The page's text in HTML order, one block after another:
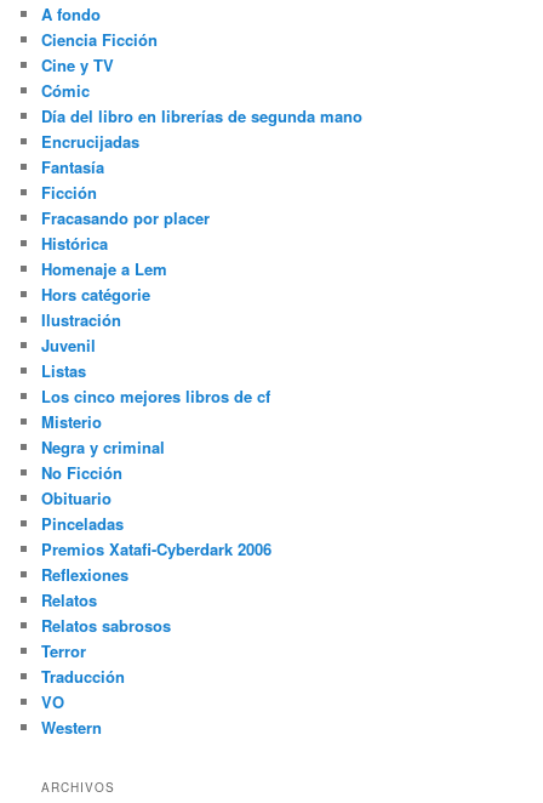
A fondo
Ciencia Ficción
Cine y TV
Cómic
Día del libro en librerías de segunda mano
Encrucijadas
Fantasía
Ficción
Fracasando por placer
Histórica
Homenaje a Lem
Hors catégorie
Ilustración
Juvenil
Listas
Los cinco mejores libros de cf
Misterio
Negra y criminal
No Ficción
Obituario
Pinceladas
Premios Xatafi-Cyberdark 2006
Reflexiones
Relatos
Relatos sabrosos
Terror
Traducción
VO
Western
ARCHIVOS